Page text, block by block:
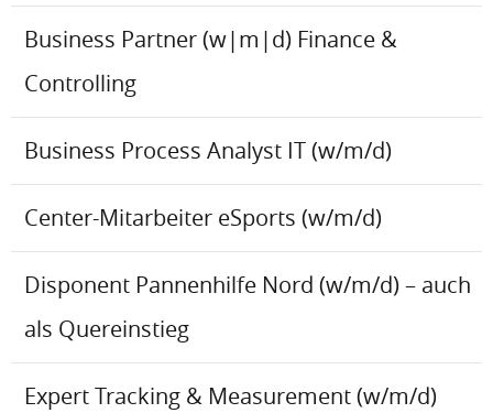
Business Partner (w|m|d) Finance &
Controlling
Business Process Analyst IT (w/m/d)
Center-Mitarbeiter eSports (w/m/d)
Disponent Pannenhilfe Nord (w/m/d) – auch
als Quereinstieg
Expert Tracking & Measurement (w/m/d)